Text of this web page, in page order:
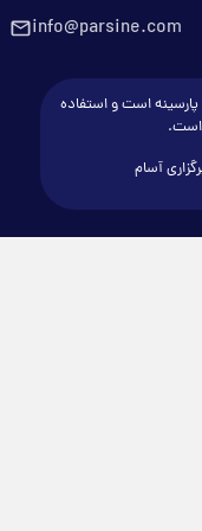
info@parsine.com
است و استفاده
آسام